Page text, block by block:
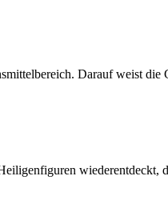
Darauf weist die
wiederentdeckt,